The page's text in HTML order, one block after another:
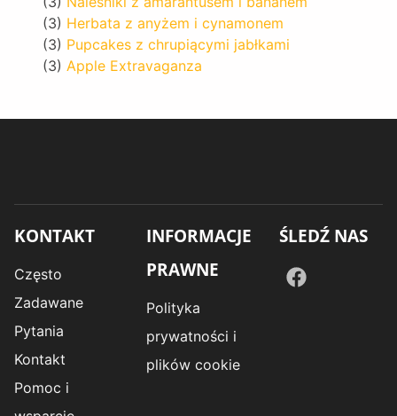
(3) Herbata z anyżem i cynamonem
(3) Pupcakes z chrupiącymi jabłkami
(3) Apple Extravaganza
KONTAKT
Często
Zadawane
Pytania
Kontakt
Pomoc i
INFORMACJE
PRAWNE
Polityka
prywatności i
plików cookie
ŚLEDŹ NAS